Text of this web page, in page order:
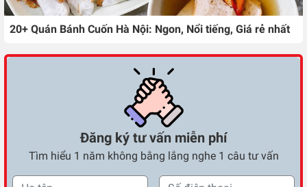
20+ Quán Bánh Cuốn Hà Nội: Ngon, Nổi tiếng, Giá rẻ nhất
Đăng ký tư vấn miễn phí
Tìm hiểu 1 năm không bằng lắng nghe 1 câu tư vấn